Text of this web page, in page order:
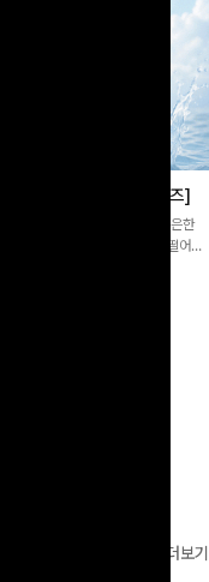
이드팬츠[FREE,L사이즈]
기장]사이드 버튼 디테일이 은은한
와이드 팬츠입니다. 여유롭게 떨어지
더보기